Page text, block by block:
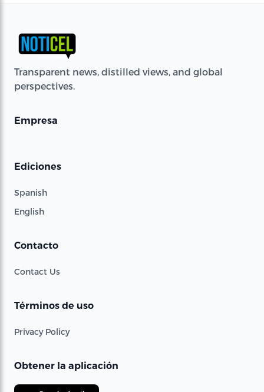
Transparent news, distilled views, and global
perspectives.
Empresa
Ediciones
Spanish
English
Contacto
Contact Us
Términos de uso
Privacy Policy
Obtener la aplicación